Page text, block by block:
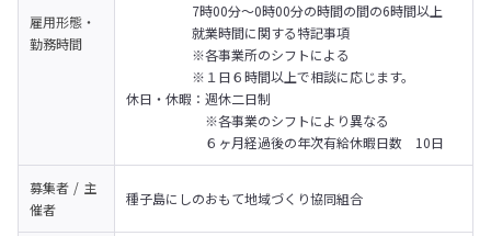
雇用形態・
勤務時間
7時00分〜0時00分の時間の間の6時間以上
就業時間に関する特記事項
※各事業所のシフトによる
※１日６時間以上で相談に応じます。
休日・休暇：週休二日制
※各事業のシフトにより異なる
６ヶ月経過後の年次有給休暇日数　10日
募集者 / 主
催者
種子島にしのおもて地域づくり協同組合